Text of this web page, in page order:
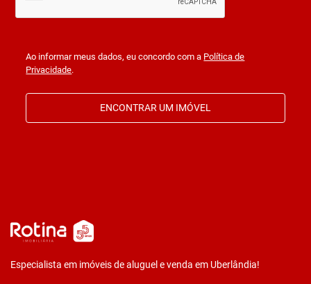
Ao informar meus dados, eu concordo com a Política de
Privacidade.
ENCONTRAR UM IMÓVEL
Especialista em imóveis de aluguel e venda em Uberlândia!